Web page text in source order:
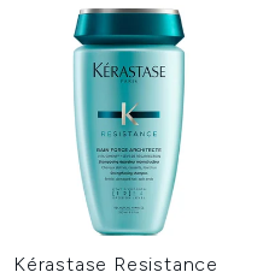
Kérastase Resistance